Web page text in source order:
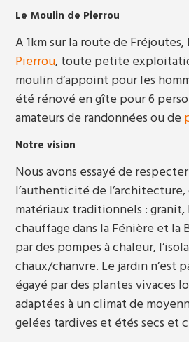
Le Moulin de Pierrou
A 1km sur la route de
Pierrou, toute petite
moulin d’appoint pour les
été rénové en gîte pour 6
amateurs de randonnées ou de
Notre vision
Nous avons essayé de
l’authenticité de
matériaux traditionnels : granit,
chauffage dans la Fénière et la
par des pompes à chaleur,
chaux/chanvre. Le jardin n’est
égayé par des plantes vivaces
adaptées à un climat de
gelées tardives et étés secs et